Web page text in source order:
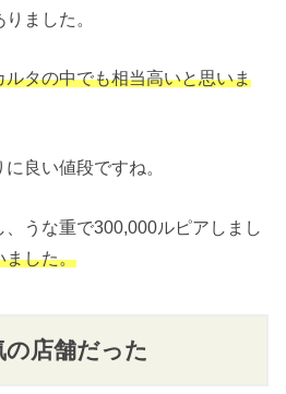
ました。
タの中でも相当高いと思いま
良い値段ですね。
うな重で300,000ルピアしまし
ました。
店舗だった